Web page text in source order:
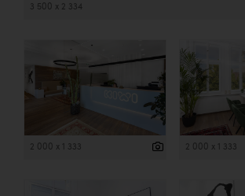
3 500 x 2 334
2 000 x 1 333 2 000 x 1 333